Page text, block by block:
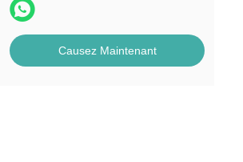
Causez Maintenant